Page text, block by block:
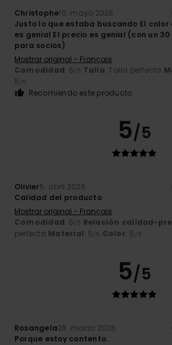
Christophe10. mayo 2026
Justo lo que estaba buscando El color
es genial El precio es genial (con un
para socios)
Mostrar original - Français
Comodidad: 5/5 Talla: Talla perfecta
5/5
Recomiendo este producto
5/5
Olivier5. abril 2026
Calidad del producto
Mostrar original - Français
Comodidad: 5/5 Relación calidad-
perfecta Material: 5/5 Color: 5 /5
5/5
Rosangela28. marzo 2026
Porque estoy contento.